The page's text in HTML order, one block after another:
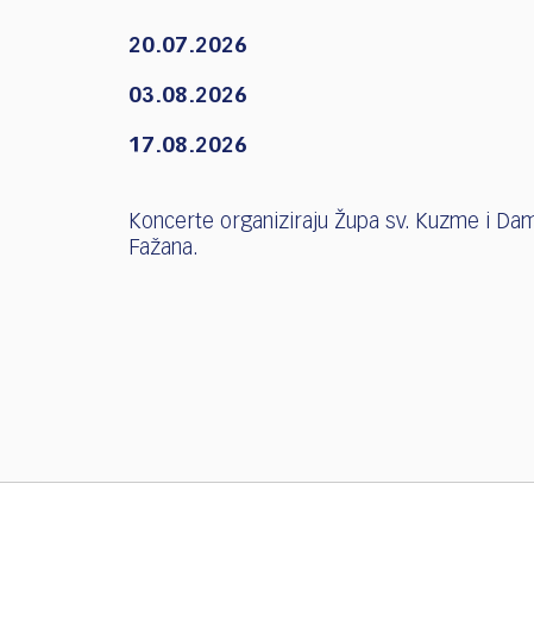
20.07.2026
03.08.2026
17.08.2026
Koncerte organiziraju Župa sv. Kuzme i
Fažana.